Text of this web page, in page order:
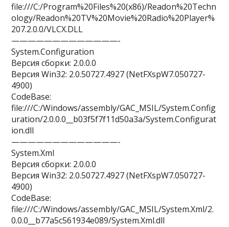
file:///C:/Program%20Files%20(x86)/Readon%20Techn
ology/Readon%20TV%20Movie%20Radio%20Player%
207.2.0.0/VLCX.DLL
—————————————-
System.Configuration
Версия сборки: 2.0.0.0
Версия Win32: 2.0.50727.4927 (NetFXspW7.050727-
4900)
CodeBase:
file:///C:/Windows/assembly/GAC_MSIL/System.Config
uration/2.0.0.0__b03f5f7f11d50a3a/System.Configurat
ion.dll
—————————————-
System.Xml
Версия сборки: 2.0.0.0
Версия Win32: 2.0.50727.4927 (NetFXspW7.050727-
4900)
CodeBase:
file:///C:/Windows/assembly/GAC_MSIL/System.Xml/2.
0.0.0__b77a5c561934e089/System.Xml.dll